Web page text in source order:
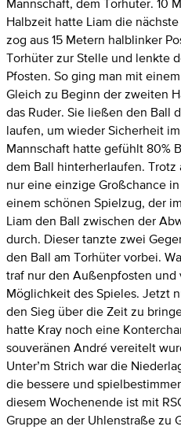
Halbzeit hatte Liam die
zog aus 15 Metern halblinker
Torhüter zur Stelle und lenkte
Pfosten. So ging man mit
Gleich zu Beginn der zweiten
das Ruder. Sie ließen den Ball
laufen, um wieder Sicherheit
Mannschaft hatte gefühlt 80%
dem Ball hinterherlaufen.
nur eine einzige Großchance
einem schönen Spielzug, der
Liam den Ball zwischen der
durch. Dieser tanzte zwei
den Ball am Torhüter vorbei.
traf nur den Außenpfosten
Möglichkeit des Spieles. Jetzt
den Sieg über die Zeit zu
hatte Kray noch eine
souveränen André vereitelt
Unter’m Strich war die
die bessere und
diesem Wochenende ist mit
Gruppe an der Uhlenstraße zu